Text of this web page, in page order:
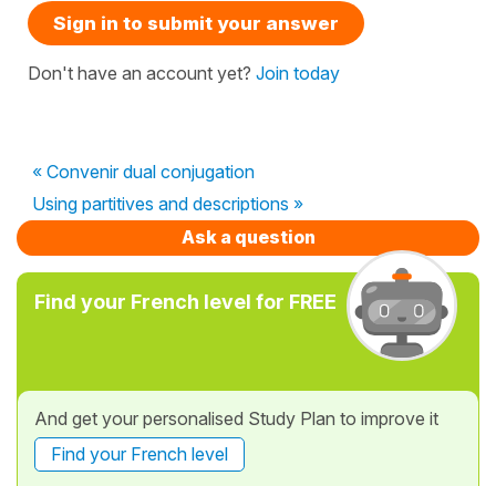
Sign in to submit your answer
Don't have an account yet? Join today
« Convenir dual conjugation
Using partitives and descriptions »
Ask a question
Find your French level for FREE
And get your personalised Study Plan to improve it
Find your French level